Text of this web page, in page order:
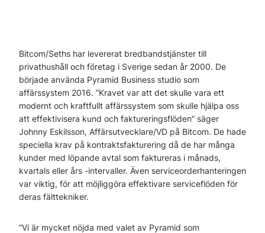
Bitcom/Seths har levererat bredbandstjänster till
privathushåll och företag i Sverige sedan år 2000. De
började använda Pyramid Business studio som
affärssystem 2016. ”Kravet var att det skulle vara ett
modernt och kraftfullt affärssystem som skulle hjälpa oss
att effektivisera kund och faktureringsflöden” säger
Johnny Eskilsson, Affärsutvecklare/VD på Bitcom. De hade
speciella krav på kontraktsfakturering då de har många
kunder med löpande avtal som faktureras i månads,
kvartals eller års -intervaller. Även serviceorderhanteringen
var viktig, för att möjliggöra effektivare serviceflöden för
deras fälttekniker.
”Vi är mycket nöjda med valet av Pyramid som